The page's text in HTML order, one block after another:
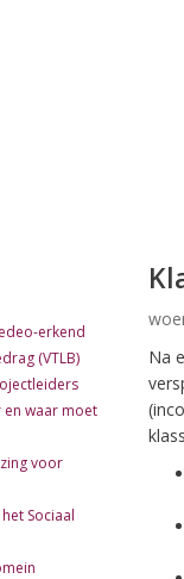
erkend
(VTLB)
en waar moet
voor
Sociaal
Na